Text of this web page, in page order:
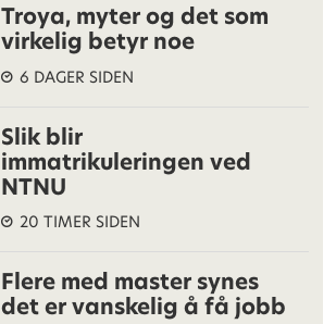
Troya, myter og det som
virkelig betyr noe
6 DAGER SIDEN
Slik blir
immatrikuleringen ved
NTNU
20 TIMER SIDEN
Flere med master synes
det er vanskelig å få jobb